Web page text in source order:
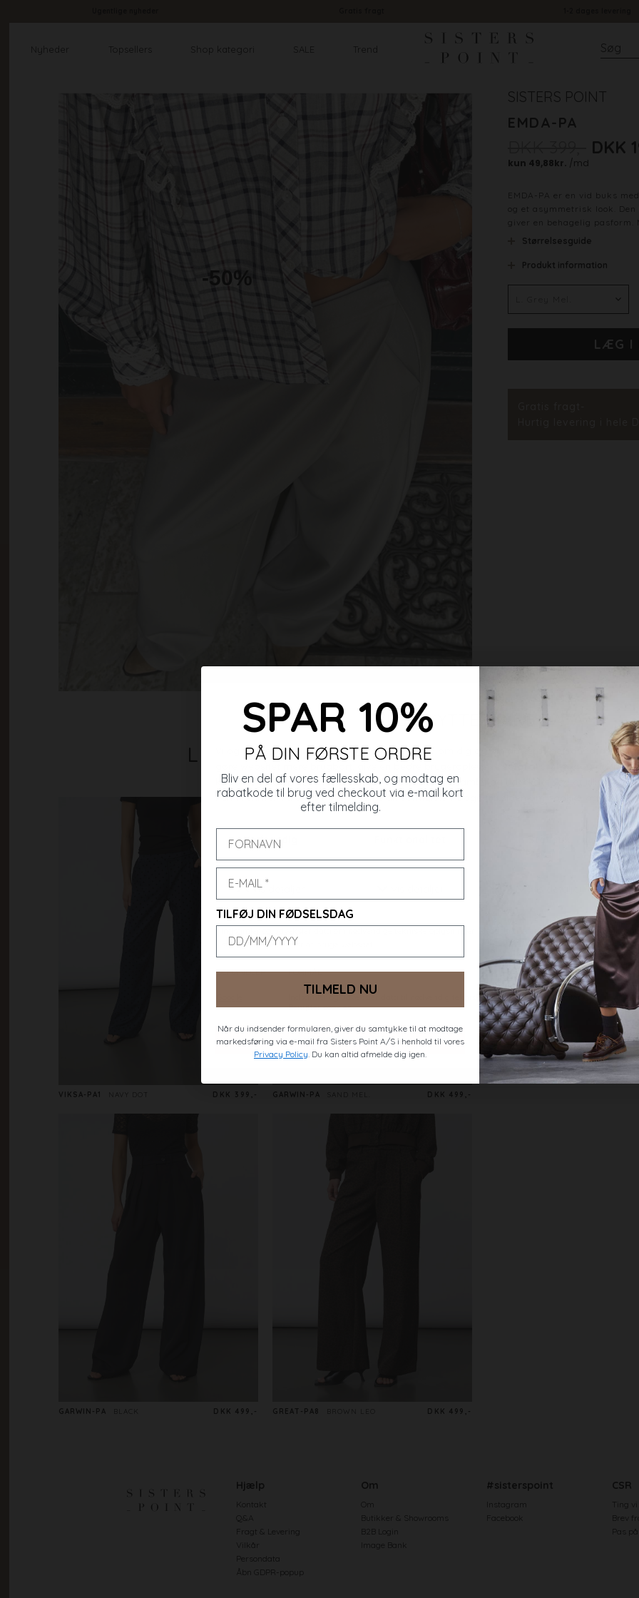
Nyheder Topsellers Shop kategori SALE Trend
-50%
SISTERS POINT
EMDA-PA
DKK
EMDA-PA er en vid buks
og et asymmetrisk look.
giver en behagelig pasform.
Størrelsesguide
Produkt information
Materiale
Lignende varer
VIKSA-PA1 NAVY DOT DKK 399,- GARWIN-PA DKK 499,-
GARWIN-PA DKK 499,- GREAT-PA8 DKK 499,-
Hjælp
Kontakt
Q&A
Fragt & Levering
Vilkår
Persondata
Åbn GDPR-popup
Om
Om
Butikker & Showrooms
B2B Login
Image Bank
#sisterspoint
Instagram
Facebook
CSR
Ting vi
Brev
Pas
SPAR 10%
PÅ DIN FØRSTE ORDRE
Bliv en del af vores fællesskab, og modtag en
rabatkode til brug ved checkout via e-mail kort
efter tilmelding.
TILFØJ DIN FØDSELSDAG
TILMELD NU
Når du indsender formularen, giver du samtykke til at modtage
markedsføring via e-mail fra Sisters Point A/S i henhold til vores
Privacy Policy . Du kan altid afmelde dig igen.